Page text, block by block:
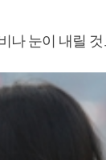
나 눈이 내릴